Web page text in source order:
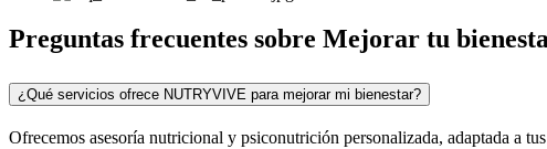
Preguntas frecuentes sobre Mejorar tu
¿Qué servicios ofrece NUTRYVIVE para mejorar mi bienestar?
Ofrecemos asesoría nutricional y psiconutrición personalizada, adaptada a tus